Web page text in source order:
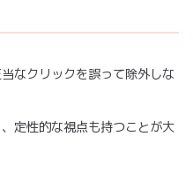
なクリックを誤って除外しな
定性的な視点も持つことが大